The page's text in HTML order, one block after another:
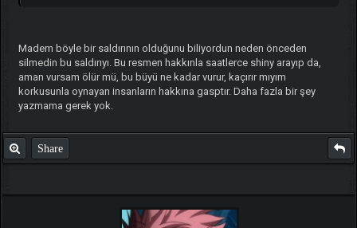
Madem böyle bir saldırının olduğunu biliyordun neden önceden
silmedin bu saldırıyı. Bu resmen hakkınla saatlerce shiny arayıp da,
aman vursam ölür mü, bu büyü ne kadar vurur, kaçırır mıyım
korkusunla oynayan insanların hakkına gasptır. Daha fazla bir şey
yazmama gerek yok.
Share